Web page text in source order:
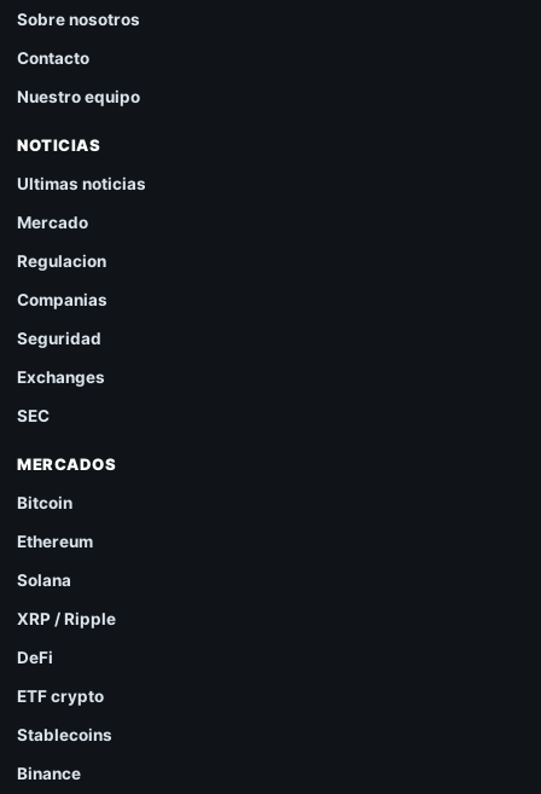
Sobre nosotros
Contacto
Nuestro equipo
NOTICIAS
Ultimas noticias
Mercado
Regulacion
Companias
Seguridad
Exchanges
SEC
MERCADOS
Bitcoin
Ethereum
Solana
XRP / Ripple
DeFi
ETF crypto
Stablecoins
Binance